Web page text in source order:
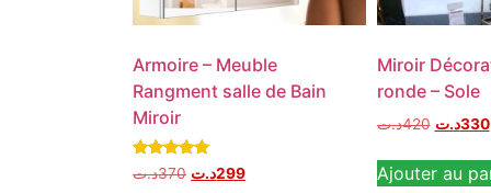
Armoire – Meuble
Rangment salle de Bain
Miroir
Note
5.00
370د.ت 299د.ت
Miroir
ronde – Sole
420د.ت 330د.ت
Ajouter au